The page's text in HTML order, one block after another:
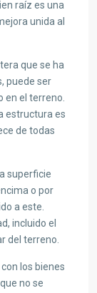
raíz es una
unida al
que se ha
puede ser
en el terreno.
estructura es
de todas
superficie
o por
a este.
incluido el
del terreno.
los bienes
no se